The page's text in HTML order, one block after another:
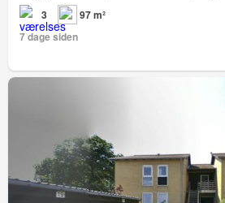
3
97 m²
7 dage siden